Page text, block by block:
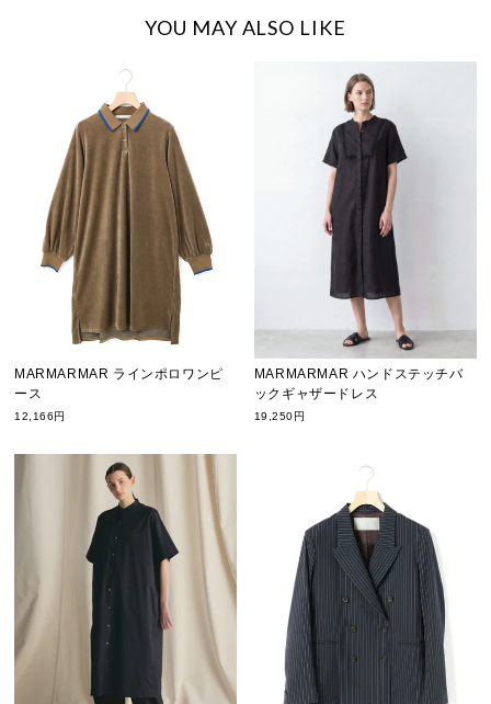
YOU MAY ALSO LIKE
MARMARMAR ラインポロワンピ
ース
12,166円
MARMARMAR ハンドステッチバ
ックギャザードレス
19,250円